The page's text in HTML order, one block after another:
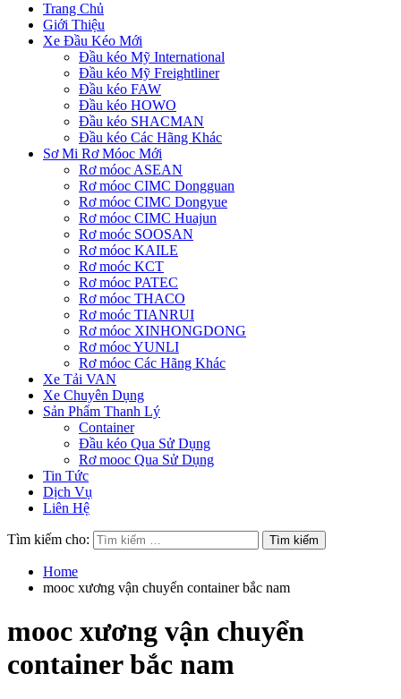
Trang Chủ
Giới Thiệu
Xe Đầu Kéo Mới
Đầu kéo Mỹ International
Đầu kéo Mỹ Freightliner
Đầu kéo FAW
Đầu kéo HOWO
Đầu kéo SHACMAN
Đầu kéo Các Hãng Khác
Sơ Mi Rơ Móoc Mới
Rơ móoc ASEAN
Rơ móoc CIMC Dongguan
Rơ móoc CIMC Dongyue
Rơ móoc CIMC Huajun
Rơ moóc SOOSAN
Rơ móoc KAILE
Rơ moóc KCT
Rơ móoc PATEC
Rơ móoc THACO
Rơ moóc TIANRUI
Rơ móoc XINHONGDONG
Rơ móoc YUNLI
Rơ móoc Các Hãng Khác
Xe Tải VAN
Xe Chuyên Dụng
Sản Phẩm Thanh Lý
Container
Đầu kéo Qua Sử Dụng
Rơ mooc Qua Sử Dụng
Tin Tức
Dịch Vụ
Liên Hệ
Tìm kiếm cho:
Home
mooc xương vận chuyển container bắc nam
mooc xương vận chuyển
container bắc nam